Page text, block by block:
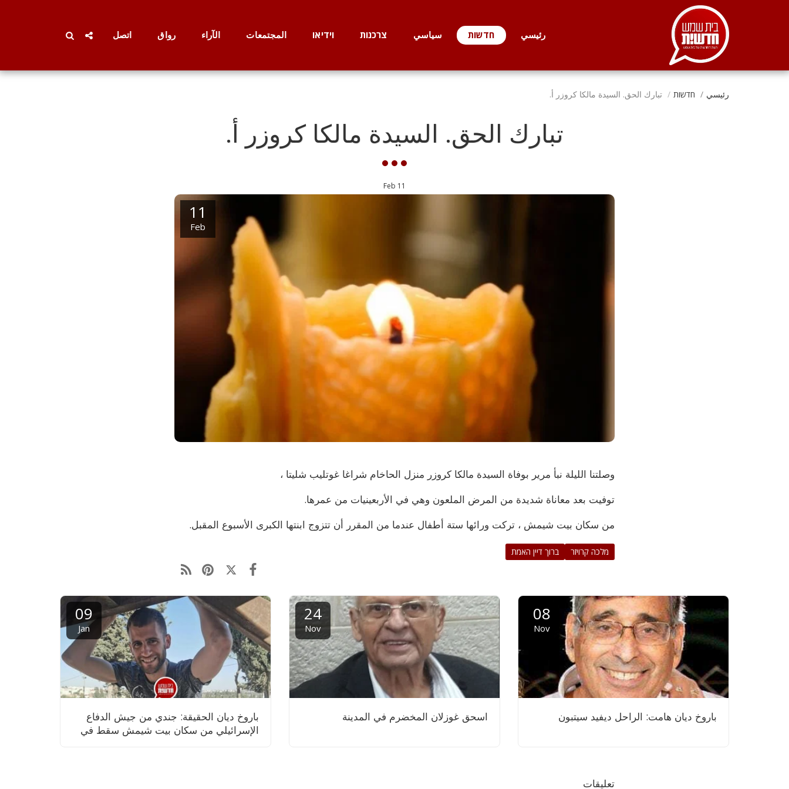
رئيسي חדשות سياسي צרכנות וידיאו المجتمعات الآراء رواق اتصل
رئيسي חדשות تبارك الحق. السيدة مالكا كروزر أ.
تبارك الحق. السيدة مالكا كروزر أ.
11
Feb
11
Feb
وصلتنا الليلة نبأ مرير بوفاة السيدة مالكا كروزر منزل الحاخام شراغا غوتليب شليتا ،
توفيت بعد معاناة شديدة من المرض الملعون وهي في الأربعينيات من عمرها.
من سكان بيت شيمش ، تركت ورائها ستة أطفال عندما من المقرر أن تتزوج ابنتها الكبرى الأسبوع المقبل.
מלכה קרויזר ברוך דיין האמת
08
Nov
باروخ ديان هامت: الراحل ديفيد سيتبون
24
Nov
اسحق غوزلان المخضرم في المدينة
09
Jan
باروخ ديان الحقيقة: جندي من جيش الدفاع
الإسرائيلي من سكان بيت شيمش سقط في
تعليقات